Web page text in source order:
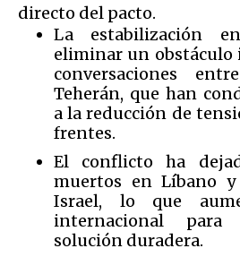
directo del pacto.
La estabilización
eliminar un obstáculo
conversaciones
Teherán, que han
a la reducción de
frentes.
El conflicto ha
muertos en Líbano
Israel, lo que
internacional para
solución duradera.